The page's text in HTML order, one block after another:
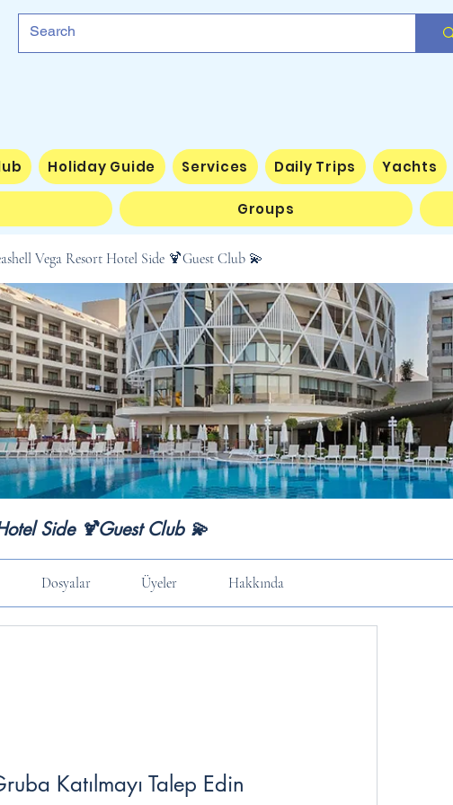
Holiday Guide Services Daily Trips Yachts
Groups
Vega Resort Hotel Side 🍹Guest Club 💫
Side 🍹Guest Club 💫
Dosyalar Üyeler Hakkında
Katılmayı Talep Edin